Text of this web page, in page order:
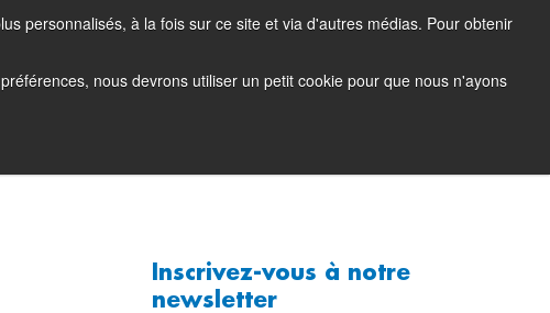
personnalisés, à la fois sur ce site et via d'autres médias. Pour obtenir
nous devrons utiliser un petit cookie pour que nous n'ayons
Blog produit Portail support (login) EN FR
Société Contact Demo
Inscrivez-vous à notre
newsletter